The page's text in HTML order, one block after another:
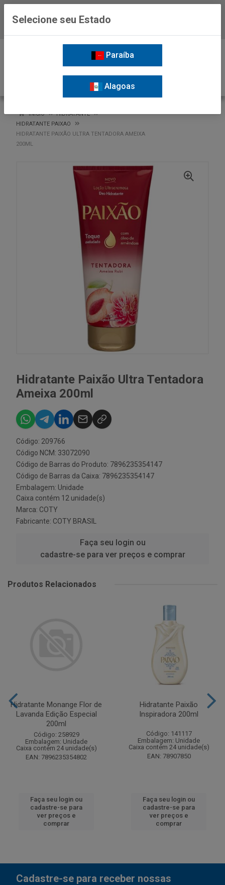
INÍCIO
HIDRATANTE
HIDRATANTE PAIXAO
HIDRATANTE PAIXÃO ULTRA TENTADORA AMEIXA
200ML
Hidratante Paixão Ultra Tentadora
Ameixa 200ml
Código: 209766
Código NCM: 33072090
Código de Barras do Produto: 7896235354147
Código de Barras da Caixa: 7896235354147
Embalagem: Unidade
Caixa contém 12 unidade(s)
Marca: COTY
Fabricante: COTY BRASIL
Faça seu login ou
cadastre-se para ver preços e comprar
Produtos Relacionados
Hidratante Monange Flor de
Lavanda Edição Especial
200ml
Código: 258929
Embalagem: Unidade
Caixa contém 24 unidade(s)
EAN: 7896235354802
Faça seu login ou
cadastre-se para
ver preços e
comprar
Hidratante Paixão
Inspiradora 200ml
Código: 141117
Embalagem: Unidade
Caixa contém 24 unidade(s)
EAN: 78907850
Faça seu login ou
cadastre-se para
ver preços e
comprar
Cadastre-se para receber nossas
Selecione seu Estado
Paraíba
Alagoas